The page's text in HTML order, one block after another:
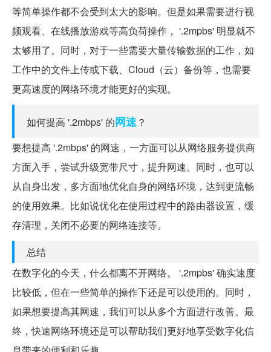
等简单操作都不会受到太大的影响。但是如果需要进行视
频观看、在线播放游戏等高负荷操作， '.2mpbs' 明显就不
太够用了。同时，对于一些需要大量传输数据的工作，如
工作中的文件上传或下载、Cloud（云）备份等，也需要
更高速度的网络环境才能更好的实现。
如何提高 '.2mbps' 的网速？
要想提高 '.2mbps' 的网速，一方面可以从网络服务提供商
方面入手，尝试升级宽带尺寸，提升网速。同时，也可以
从自身出发，多方面地优化自身的网络环境，达到更流畅
的使用效果。比如说优化在使用过程中的路由器设置，缓
存清理，关闭不必要的网络连接等。
总结
在数字化的今天，什么都离不开网络。 '.2mpbs' 确实速度
比较低，但在一些简单的操作下还是可以使用的。同时，
如果想要提高其网速，我们可以从多个方面进行改善。最
终，快速网络环境还是可以帮助我们更好地享受数字化信